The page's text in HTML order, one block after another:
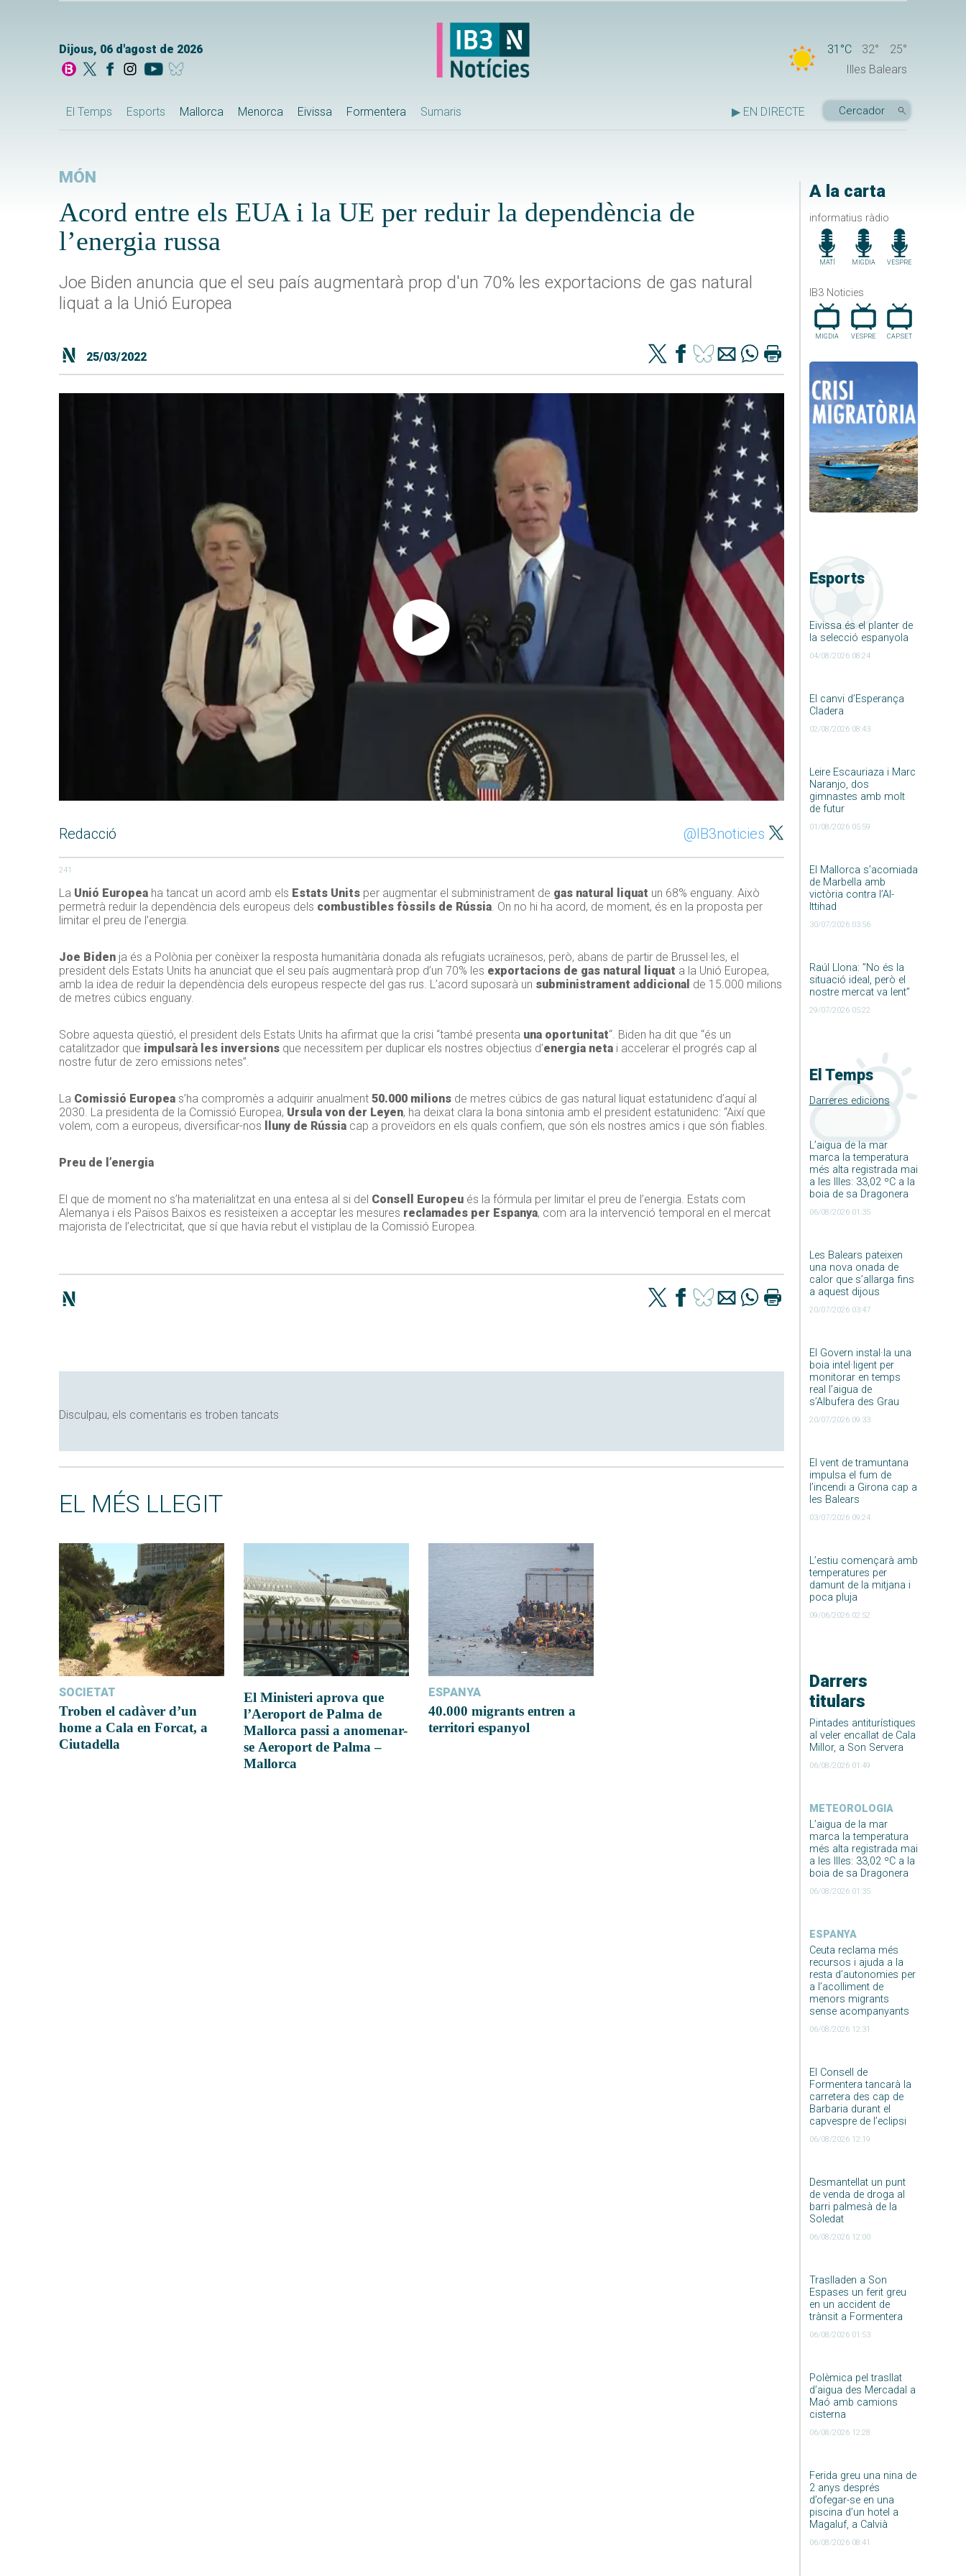
Dijous, 06 d'agost de 2026 31°C 32°
25°
Illes Balears
El Temps Esports Mallorca Menorca Eivissa Formentera Sumaris ▶ EN DIRECTE
A la carta
informatius ràdio
MATÍ MIGDIA VESPRE
IB3 Noticies
MIGDIA VESPRE CAP.SET
Esports
Eivissa és el planter de
la selecció espanyola
04/08/2026 08:24
El canvi d’Esperança
Cladera
02/08/2026 08:43
Leire Escauriaza i Marc
Naranjo, dos
gimnastes amb molt
de futur
01/08/2026 05:59
El Mallorca s’acomiada
de Marbella amb
victòria contra l’Al-
Ittihad
30/07/2026 03:56
Raúl Llona: ”No és la
situació ideal, però el
nostre mercat va lent”
29/07/2026 05:22
El Temps
Darreres edicions
L’aigua de la mar
marca la temperatura
més alta registrada mai
a les Illes: 33,02 ºC a la
boia de sa Dragonera
06/08/2026 01:35
Les Balears pateixen
una nova onada de
calor que s’allarga fins
a aquest dijous
20/07/2026 03:47
El Govern instal·la una
boia intel·ligent per
monitorar en temps
real l’aigua de
s’Albufera des Grau
20/07/2026 09:33
El vent de tramuntana
impulsa el fum de
l’incendi a Girona cap a
les Balears
03/07/2026 09:24
L’estiu començarà amb
temperatures per
damunt de la mitjana i
poca pluja
09/06/2026 02:52
Darrers
titulars
Pintades antiturístiques
al veler encallat de Cala
Millor, a Son Servera
06/08/2026 01:49
METEOROLOGIA
L’aigua de la mar
marca la temperatura
més alta registrada mai
a les Illes: 33,02 ºC a la
boia de sa Dragonera
06/08/2026 01:35
ESPANYA
Ceuta reclama més
recursos i ajuda a la
resta d’autonomies per
a l’acolliment de
menors migrants
sense acompanyants
06/08/2026 12:31
El Consell de
Formentera tancarà la
carretera des cap de
Barbaria durant el
capvespre de l’eclipsi
06/08/2026 12:19
Desmantellat un punt
de venda de droga al
barri palmesà de la
Soledat
06/08/2026 12:00
Traslladen a Son
Espases un ferit greu
en un accident de
trànsit a Formentera
06/08/2026 01:53
Polèmica pel trasllat
d’aigua des Mercadal a
Maó amb camions
cisterna
06/08/2026 12:28
Ferida greu una nina de
2 anys després
d’ofegar-se en una
piscina d’un hotel a
Magaluf, a Calvià
06/08/2026 08:41
MÓN
Acord entre els EUA i la UE per reduir la dependència de
l’energia russa
Joe Biden anuncia que el seu país augmentarà prop d'un 70% les exportacions de gas natural
liquat a la Unió Europea
25/03/2022
Redacció @IB3noticies
241
La Unió Europea ha tancat un acord amb els Estats Units per augmentar el subministrament de gas natural liquat un 68% enguany. Això
permetrà reduir la dependència dels europeus dels combustibles fòssils de Rússia. On no hi ha acord, de moment, és en la proposta per
limitar el preu de l’energia.
Joe Biden ja és a Polònia per conèixer la resposta humanitària donada als refugiats ucraïnesos, però, abans de partir de Brussel·les, el
president dels Estats Units ha anunciat que el seu país augmentarà prop d’un 70% les exportacions de gas natural liquat a la Unió Europea,
amb la idea de reduir la dependència dels europeus respecte del gas rus. L’acord suposarà un subministrament addicional de 15.000 milions
de metres cúbics enguany.
Sobre aquesta qüestió, el president dels Estats Units ha afirmat que la crisi “també presenta una oportunitat“. Biden ha dit que “és un
catalitzador que impulsarà les inversions que necessitem per duplicar els nostres objectius d’energia neta i accelerar el progrés cap al
nostre futur de zero emissions netes”.
La Comissió Europea s’ha compromès a adquirir anualment 50.000 milions de metres cúbics de gas natural liquat estatunidenc d’aquí al
2030. La presidenta de la Comissió Europea, Ursula von der Leyen, ha deixat clara la bona sintonia amb el president estatunidenc: “Així que
volem, com a europeus, diversificar-nos
lluny de Rússia cap a proveïdors en els quals confiem, que són els nostres amics i que són fiables.
Preu de l’energia
El que de moment no s’ha materialitzat en una entesa al si del Consell Europeu és la fórmula per limitar el preu de l’energia. Estats com
Alemanya i els Països Baixos es resisteixen a acceptar les mesures reclamades per Espanya, com ara la intervenció temporal en el mercat
majorista de l’electricitat, que sí que havia rebut el vistiplau de la Comissió Europea.
Disculpau, els comentaris es troben tancats
EL MÉS LLEGIT
SOCIETAT
Troben el cadàver d’un
home a Cala en Forcat, a
Ciutadella
El Ministeri aprova que
l’Aeroport de Palma de
Mallorca passi a anomenar-
se Aeroport de Palma –
Mallorca
ESPANYA
40.000 migrants entren a
territori espanyol